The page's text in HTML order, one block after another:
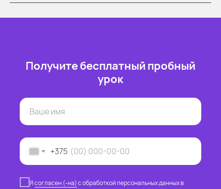
Получите бесплатный пробный
урок
+375
Ясогласен (-на)с обработкой персональных данных в